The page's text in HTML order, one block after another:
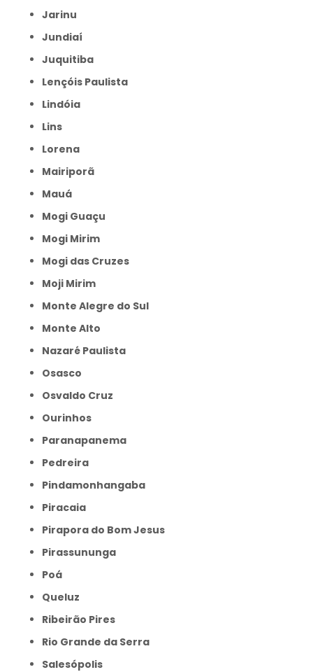
Jarinu
Jundiaí
Juquitiba
Lençóis Paulista
Lindóia
Lins
Lorena
Mairiporã
Mauá
Mogi Guaçu
Mogi Mirim
Mogi das Cruzes
Moji Mirim
Monte Alegre do Sul
Monte Alto
Nazaré Paulista
Osasco
Osvaldo Cruz
Ourinhos
Paranapanema
Pedreira
Pindamonhangaba
Piracaia
Pirapora do Bom Jesus
Pirassununga
Poá
Queluz
Ribeirão Pires
Rio Grande da Serra
Salesópolis